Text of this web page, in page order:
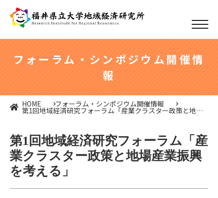
フォーラム・シンポジウム開催情
報
HOME フォーラム・シンポジウム開催情報
第1回地域経済研究フォーラム「産業クラスター政策と地場
第1回地域経済研究フォーラム「産
業クラスター政策と地場産業振興
を考える」